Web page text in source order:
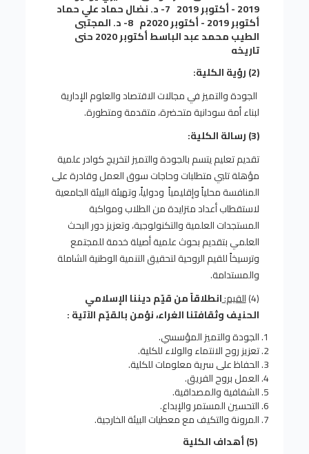
2019 - أكتوبر 2019 7- د. نضال حماد علي حماد
أكتوبر 2019 - أكتوبر 2020م 8- د. المجتبى
الطيب محمد عبد الباسط أكتوبر 2020 حنى
تاريخه
(2) رؤية الكلية:
الجودة والتميز في مجالات الاقتصاد والعلوم الإدارية
لبناء أمة سودانية متحضرة، متقدمة ومتطورة.
(3) رسالة الكلية:
تقديم تعليم يتسم بالجودة والتميز لتخريج كوادر علمية
مؤهلة تلبي متطلبات وحاجات سوق العمل وقادرة على
المنافسة محلياً وإقليمياً ودولياً، وتهيئة البيئة الجامعية
لاستقطاب أعداد متزايدة من الطلاب ومواكبة
المستجدات العلمية والتكنولوجية، وتعزيز دور البحث
العلمي بتقديم بحوث علمية أصيلة خدمة للمجتمع
وترسيخاً للقيم الروحية لتحقيق التنمية الوطنية الشاملة
والمستدامة.
(4) القيم:انطلاقاً من قيّم ديننا الإسلامي
الحنيف وثقافتنا الغراء، نؤمن بالقيّم الآتية :
الجودة والتميز المؤسسي.
تعزيز روح الانتماء والولاء للكلية.
الحفاظ على سرية معلومات للكلية.
العمل بروح الفريق.
الشفافية والمصداقية.
التحسين المستمر والإبداع.
المرونة والتكيف مع معطيات البيئة الخارجية.
(5) أهداف الكلية